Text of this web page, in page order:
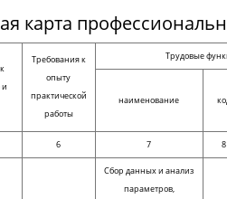
карта
и
Требования к
опыту
практической
работы
Трудовые
наименование
6 7 8
Сбор данных и анализ
параметров,